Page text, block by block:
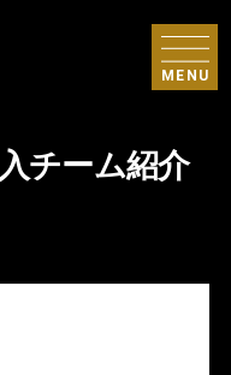
MENU
チーム紹介